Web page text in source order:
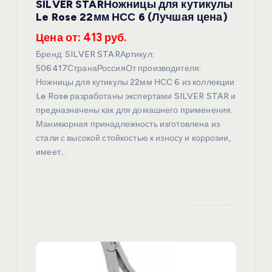
SILVER STARНожницы для кутикулы
Le Rose 22мм НСС 6 (Лучшая цена)
Цена от: 413 руб.
Бренд: SILVER STARАртикул:
506417СтранаРоссияОт производителя:
Ножницы для кутикулы 22мм НСС 6 из коллекции
Le Rose разработаны экспертами SILVER STAR и
предназначены как для домашнего применения.
Маникюрная принадлежность изготовлена из
стали с высокой стойкостью к износу и коррозии,
имеет…